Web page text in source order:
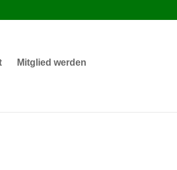
Mitglied werden